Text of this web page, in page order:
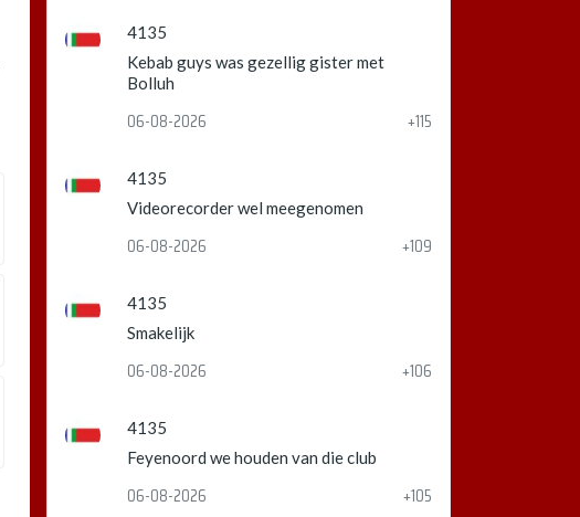
4135
Kebab guys was gezellig gister met
Bolluh
06-08-2026 +115
4135
Videorecorder wel meegenomen
06-08-2026 +109
4135
Smakelijk
06-08-2026 +106
4135
Feyenoord we houden van die club
06-08-2026 +105